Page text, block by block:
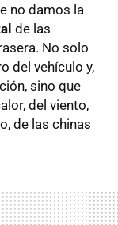
no damos la
de las
No solo
del vehículo y,
sino que
del viento,
de las chinas